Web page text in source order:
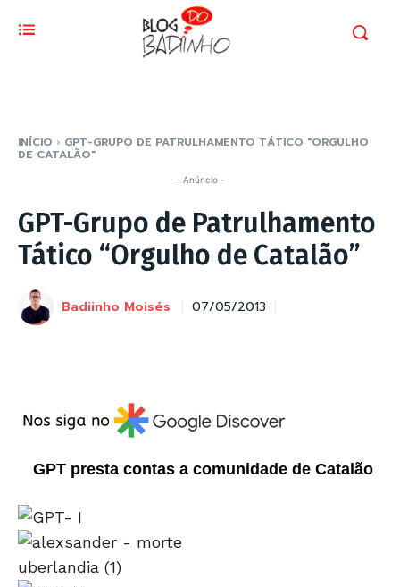
INÍCIO GPT-GRUPO DE PATRULHAMENTO TÁTICO "ORGULHO
DE CATALÃO"
- Anúncio -
GPT-Grupo de Patrulhamento
Tático “Orgulho de Catalão”
Badiinho Moisés 07/05/2013
GPT presta contas a comunidade de Catalão